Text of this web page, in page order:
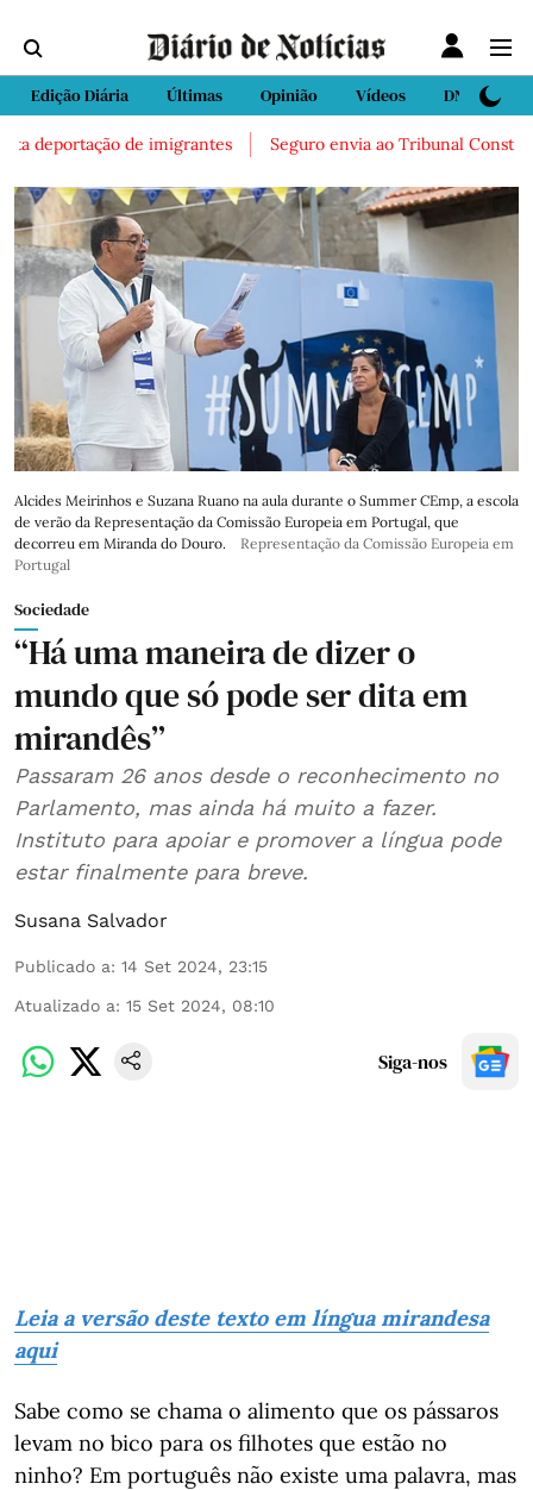
Edição Diária Últimas Opinião Vídeos DN Sport
de imigrantes Seguro envia ao Tribunal
Alcides Meirinhos e Suzana Ruano na aula durante o Summer CEmp, a escola
de verão da Representação da Comissão Europeia em Portugal, que
decorreu em Miranda do Douro.
Representação da Comissão Europeia em
Portugal
Sociedade
“Há uma maneira de dizer o
mundo que só pode ser dita em
mirandês”
Passaram 26 anos desde o reconhecimento no
Parlamento, mas ainda há muito a fazer.
Instituto para apoiar e promover a língua pode
estar finalmente para breve.
Susana Salvador
Publicado a: 14 Set 2024, 23:15
Atualizado a: 15 Set 2024, 08:10
Siga-nos
Leia a versão deste texto em língua mirandesa
aqui
Sabe como se chama o alimento que os pássaros
levam no bico para os filhotes que estão no
ninho? Em português não existe uma palavra, mas